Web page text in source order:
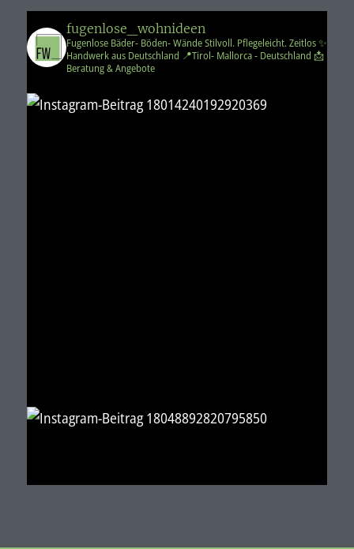
fugenlose_wohnideen
Fugenlose Bäder- Böden- WändeStilvoll. Pflegeleicht. Zeitlos✨️
Handwerk aus Deutschland 📍Tirol- Mallorca - Deutschland 📩
Beratung & Angebote